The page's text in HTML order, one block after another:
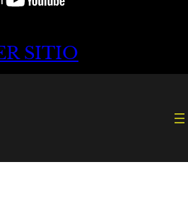
SITIO